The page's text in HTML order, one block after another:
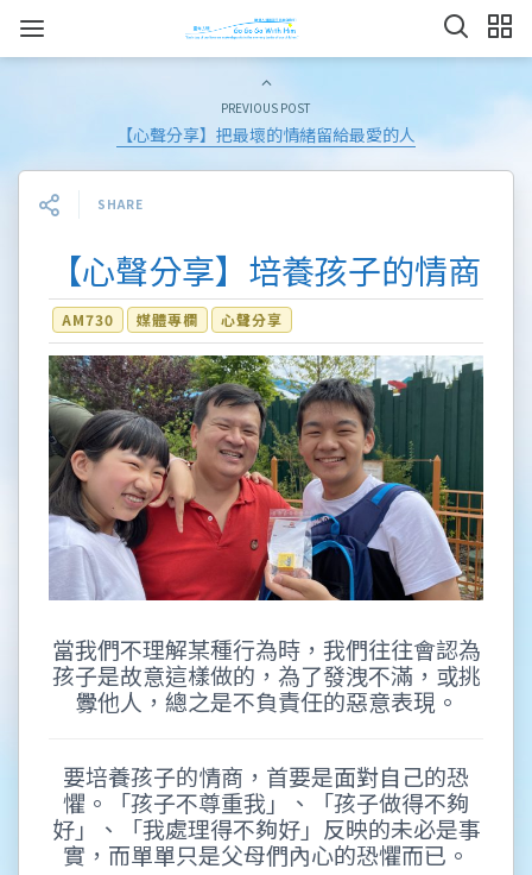
PREVIOUS POST
【心聲分享】把最壞的情緒留給最愛的人
SHARE
【心聲分享】培養孩子的情商
AM730 媒體專欄 心聲分享
當我們不理解某種行為時，我們往往會認為
孩子是故意這樣做的，為了發洩不滿，或挑
釁他人，總之是不負責任的惡意表現。
要培養孩子的情商，首要是面對自己的恐
懼。「孩子不尊重我」、「孩子做得不夠
好」、「我處理得不夠好」反映的未必是事
實，而單單只是父母們內心的恐懼而已。